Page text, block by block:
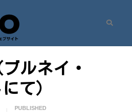
三 Official Site
ルネイ・
て）
PUBLISHED